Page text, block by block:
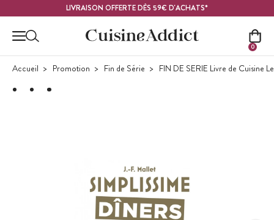
LIVRAISON OFFERTE DÈS 59€ D'ACHATS*
0
Accueil Promotion Fin de Série FIN DE SERIE Livre de Cuisine